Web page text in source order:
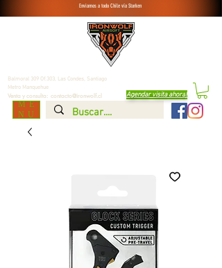
Venta y consulta: contacto@ironwolf.cl
ME
NU
Enviamos a todo Chile vía Starken
Agendar visita ahora!
Balmoral 309 Of.303, Las Condes, Santiago
Metro Manquehue